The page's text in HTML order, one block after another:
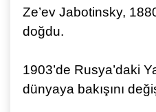
Ze’ev Jabotinsky,
doğdu.
1903’de Rusya’daki
dünyaya bakışını